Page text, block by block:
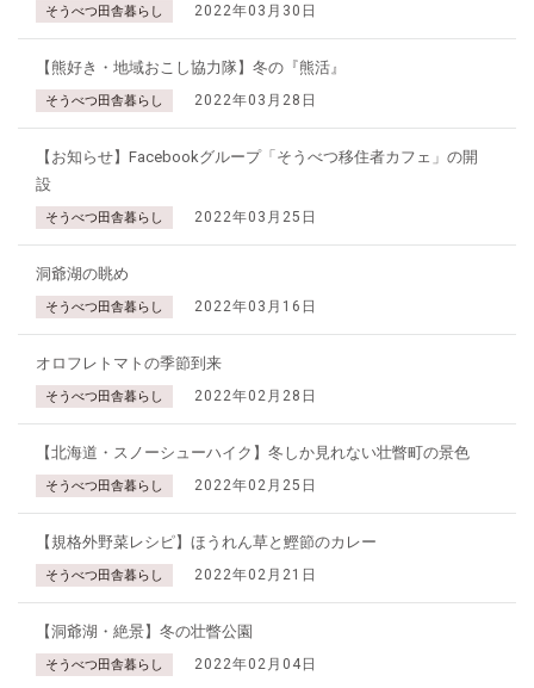
そうべつ田舎暮らし 2022年03月30日
【熊好き・地域おこし協力隊】冬の『熊活』
そうべつ田舎暮らし 2022年03月28日
【お知らせ】Facebookグループ「そうべつ移住者カフェ」の開
設
そうべつ田舎暮らし 2022年03月25日
洞爺湖の眺め
そうべつ田舎暮らし 2022年03月16日
オロフレトマトの季節到来
そうべつ田舎暮らし 2022年02月28日
【北海道・スノーシューハイク】冬しか見れない壮瞥町の景色
そうべつ田舎暮らし 2022年02月25日
【規格外野菜レシピ】ほうれん草と鰹節のカレー
そうべつ田舎暮らし 2022年02月21日
【洞爺湖・絶景】冬の壮瞥公園
そうべつ田舎暮らし 2022年02月04日